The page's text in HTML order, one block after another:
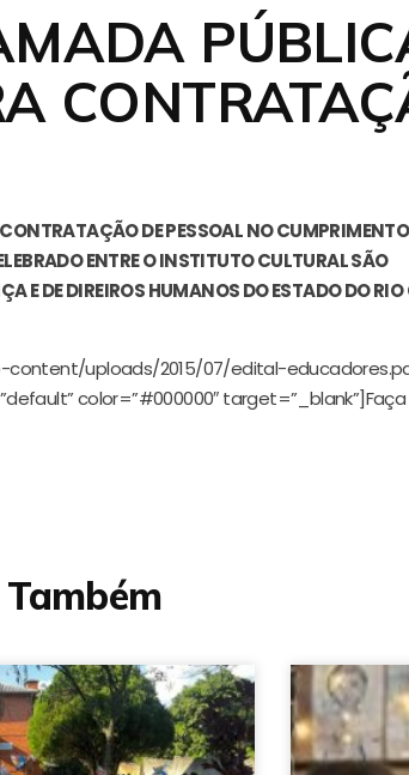
CONTRATAÇÃO DE PESSOAL NO CUMPRIMENTO
ENTRE O INSTITUTO CULTURAL SÃO
E DE DIREIROS HUMANOS DO ESTADO DO
uploads/2015/07/edital-
color=”#000000″